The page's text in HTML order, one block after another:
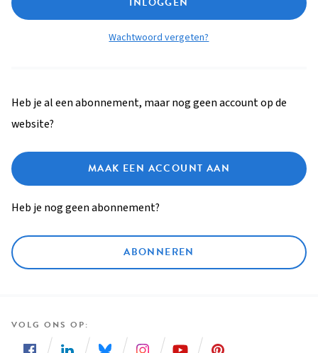
Wachtwoord vergeten?
Heb je al een abonnement, maar nog geen account op de
website?
MAAK EEN ACCOUNT AAN
Heb je nog geen abonnement?
ABONNEREN
VOLG ONS OP